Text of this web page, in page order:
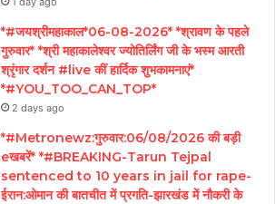
*#जयश्रीमहाकाल*06-08-2026* *श्रावण के पहले
गुरुवार* *श्री महाकालेश्वर ज्योतिर्लिंग जी के भस्म आरती
श्रृंगार दर्शन #live कीं हार्दिक शुभकामनाएं*
*#YOU_TOO_CAN_TOP*
2 days ago
*#Metronewz:गुरुवार:06/08/2026 की बड़ी
eखबरें* *#BREAKING-Tarun Tejpal
sentenced to 10 years in jail for rape-
ईरान:ओमान की बातचीत में प्रगति-झारखंड में नौकरी के